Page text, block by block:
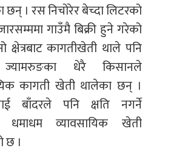
छन् । रस निचोरेर बेच्दा लिटरको
गाउँमै बिक्री हुने गरेको
क्षेत्रबाट कागतीखेती थाले पनि
धेरै किसानले
कागती खेती थालेका छन् ।
बाँदरले पनि क्षति नगर्ने
व्यावसायिक खेती
छ ।